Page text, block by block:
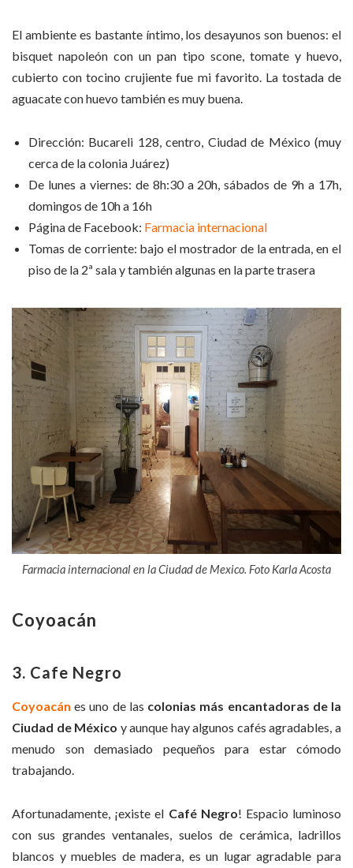
El ambiente es bastante íntimo, los desayunos son buenos: el
bisquet napoleón con un pan tipo scone, tomate y huevo,
cubierto con tocino crujiente fue mi favorito. La tostada de
aguacate con huevo también es muy buena.
Dirección: Bucareli 128, centro, Ciudad de México (muy
cerca de la colonia Juárez)
De lunes a viernes: de 8h:30 a 20h, sábados de 9h a 17h,
domingos de 10h a 16h
Página de Facebook: Farmacia internacional
Tomas de corriente: bajo el mostrador de la entrada, en el
piso de la 2ª sala y también algunas en la parte trasera
Farmacia internacional en la Ciudad de Mexico. Foto Karla Acosta
Coyoacán
3. Cafe Negro
Coyoacán es uno de las colonias más encantadoras de la
Ciudad de México y aunque hay algunos cafés agradables, a
menudo son demasiado pequeños para estar cómodo
trabajando.
Afortunadamente, ¡existe el Café Negro! Espacio luminoso
con sus grandes ventanales, suelos de cerámica, ladrillos
blancos y muebles de madera, es un lugar agradable para